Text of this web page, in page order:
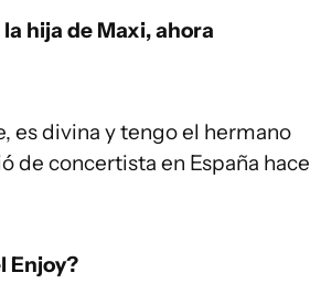
hija de Maxi, ahora
es divina y tengo el hermano
de concertista en España hace
Enjoy?